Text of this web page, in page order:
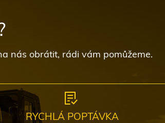
nás obrátit, rádi vám pomůžeme.
RYCHLÁ POPTÁVKA